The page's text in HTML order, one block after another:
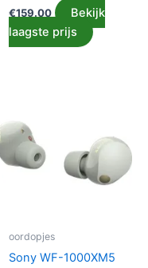
€159.00
Bekijk
laagste prijs
oordopjes
Sony WF-1000XM5